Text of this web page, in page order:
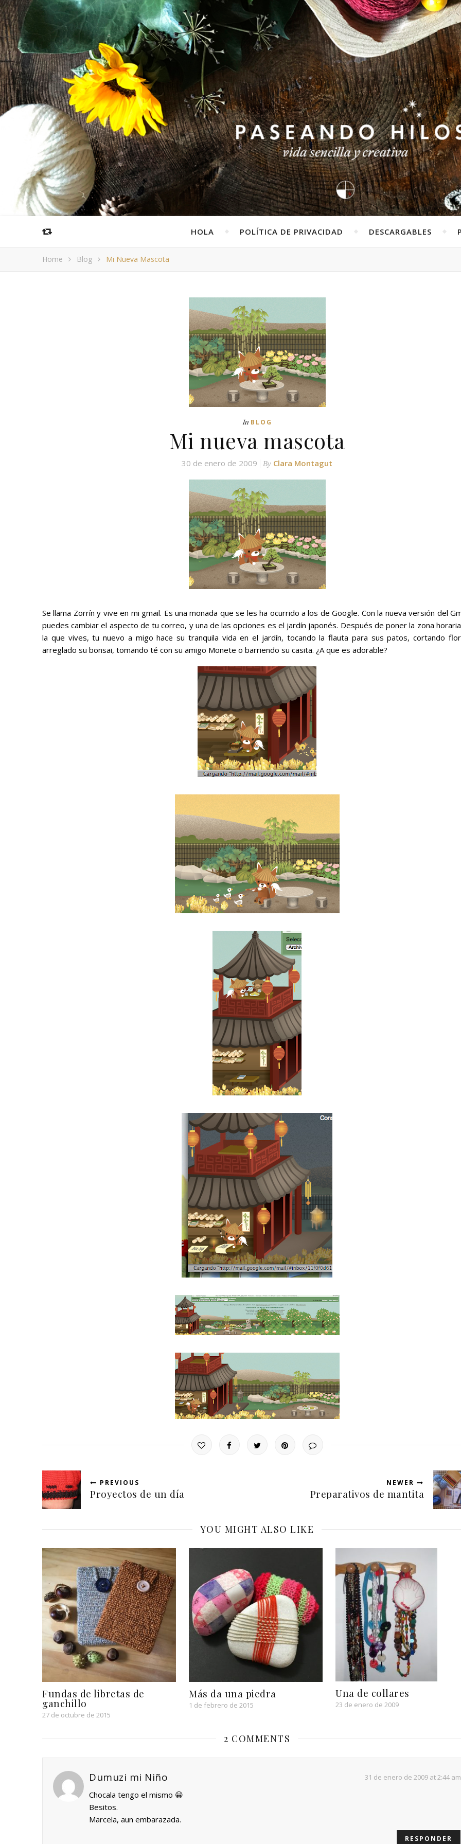
HOLA POLÍTICA DE PRIVACIDAD DESCARGABLES
Home Blog Mi Nueva Mascota
In BLOG
Mi nueva mascota
30 de enero de 2009 By Clara Montagut
Se llama Zorrín y vive en mi gmail. Es una monada que se les ha ocurrido a los de Google. Con la nueva versión del
puedes cambiar el aspecto de tu correo, y una de las opciones es el jardín japonés. Después de poner la zona
la que vives, tu nuevo a migo hace su tranquila vida en el jardín, tocando la flauta para sus patos, cortando
arreglado su bonsai, tomando té con su amigo Monete o barriendo su casita. ¿A que es adorable?
PREVIOUS
Proyectos de un día
NEWER
Preparativos de mantita
YOU MIGHT ALSO LIKE
Fundas de libretas de
ganchillo
27 de octubre de 2015
Más da una piedra
1 de febrero de 2015
Una de collares
23 de enero de 2009
2 COMMENTS
Dumuzi mi Niño 31 de enero de 2009 at 2:44 am
Chocala tengo el mismo 😀
Besitos.
Marcela, aun embarazada.
RESPONDER